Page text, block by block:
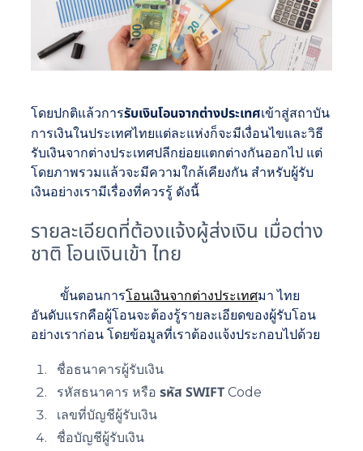
โดยปกติแล้วการรับเงินโอนจากต่างประเทศเข้าสู่สถาบัน
การเงินในประเทศไทยแต่ละแห่งก็จะมีเงื่อนไขและวิธี
รับเงินจากต่างประเทศปลีกย่อยแตกต่างกันออกไป แต่
โดยภาพรวมแล้วจะมีความใกล้เคียงกัน สำหรับผู้รับ
เงินอย่างเรามีเรื่องที่ควรรู้ ดังนี้
รายละเอียดที่ต้องแจ้งผู้ส่งเงิน เมื่อต่าง
ชาติ โอนเงินเข้า ไทย
ขั้นตอนการโอนเงินจากต่างประเทศมา ไทย
อันดับแรกคือผู้โอนจะต้องรู้รายละเอียดของผู้รับโอน
อย่างเราก่อน โดยข้อมูลที่เราต้องแจ้งประกอบไปด้วย
ชื่อธนาคารผู้รับเงิน
รหัสธนาคาร หรือรหัส SWIFT Code
เลขที่บัญชีผู้รับเงิน
ชื่อบัญชีผู้รับเงิน